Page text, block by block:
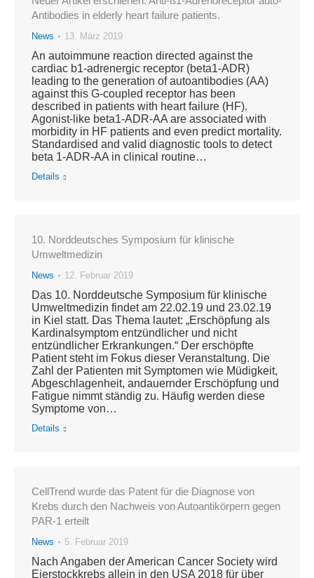
Antibodies in elderly heart failure patients.
News 13. März 2019
An autoimmune reaction directed against the
cardiac b1-adrenergic receptor (beta1-ADR)
leading to the generation of autoantibodies (AA)
against this G-coupled receptor has been
described in patients with heart failure (HF).
Agonist-like beta1-ADR-AA are associated with
morbidity in HF patients and even predict mortality.
Standardised and valid diagnostic tools to detect
beta 1-ADR-AA in clinical routine…
Details
10. Norddeutsches Symposium für klinische
Umweltmedizin
News 12. Februar 2019
Das 10. Norddeutsche Symposium für klinische
Umweltmedizin findet am 22.02.19 und 23.02.19
in Kiel statt. Das Thema lautet: „Erschöpfung als
Kardinalsymptom entzündlicher und nicht
entzündlicher Erkrankungen.“ Der erschöpfte
Patient steht im Fokus dieser Veranstaltung. Die
Zahl der Patienten mit Symptomen wie Müdigkeit,
Abgeschlagenheit, andauernder Erschöpfung und
Fatigue nimmt ständig zu. Häufig werden diese
Symptome von…
Details
CellTrend wurde das Patent für die Diagnose von
Krebs durch den Nachweis von Autoantikörpern gegen
PAR-1 erteilt
News 5. Februar 2019
Nach Angaben der American Cancer Society wird
Eierstockkrebs allein in den USA 2018 für über